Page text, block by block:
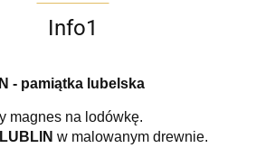
Info1
- pamiątka lubelska
magnes na lodówkę.
LUBLIN w malowanym drewnie.